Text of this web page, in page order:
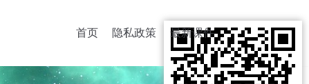
首页 隐私政策 最新课件